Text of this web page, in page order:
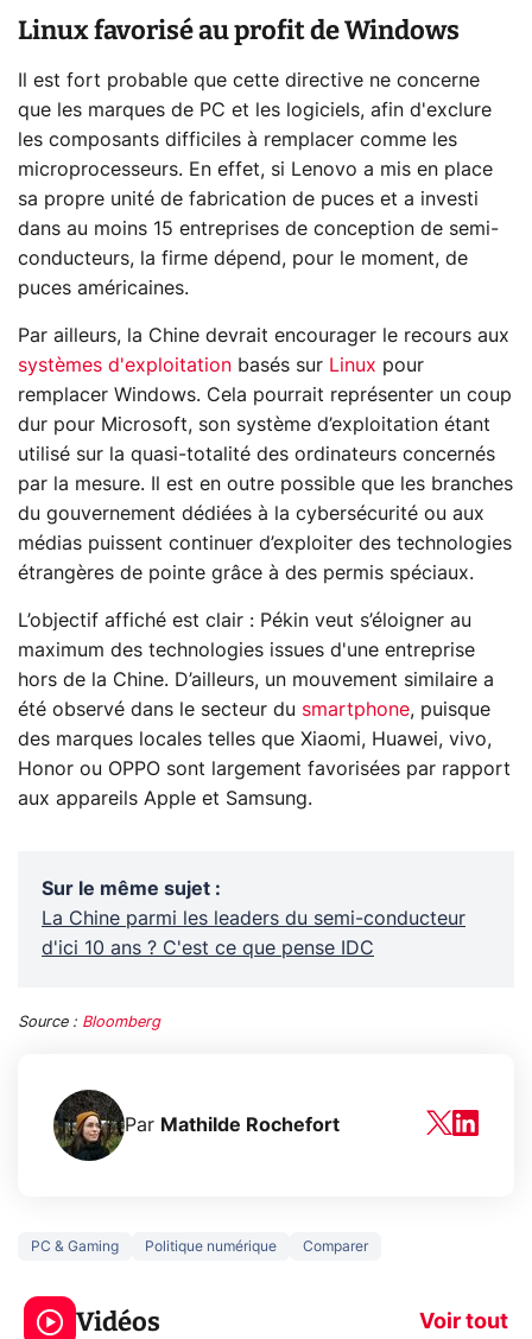
Linux favorisé au profit de Windows
Il est fort probable que cette directive ne concerne
que les marques de PC et les logiciels, afin d'exclure
les composants difficiles à remplacer comme les
microprocesseurs. En effet, si Lenovo a mis en place
sa propre unité de fabrication de puces et a investi
dans au moins 15 entreprises de conception de semi-
conducteurs, la firme dépend, pour le moment, de
puces américaines.
Par ailleurs, la Chine devrait encourager le recours aux
systèmes d'exploitation basés sur Linux pour
remplacer Windows. Cela pourrait représenter un coup
dur pour Microsoft, son système d’exploitation étant
utilisé sur la quasi-totalité des ordinateurs concernés
par la mesure. Il est en outre possible que les branches
du gouvernement dédiées à la cybersécurité ou aux
médias puissent continuer d’exploiter des technologies
étrangères de pointe grâce à des permis spéciaux.
L’objectif affiché est clair : Pékin veut s’éloigner au
maximum des technologies issues d'une entreprise
hors de la Chine. D’ailleurs, un mouvement similaire a
été observé dans le secteur du smartphone, puisque
des marques locales telles que Xiaomi, Huawei, vivo,
Honor ou OPPO sont largement favorisées par rapport
aux appareils Apple et Samsung.
Sur le même sujet :
La Chine parmi les leaders du semi-conducteur
d'ici 10 ans ? C'est ce que pense IDC
Source : Bloomberg
Par Mathilde Rochefort
PC & Gaming Politique numérique Comparer
Vidéos Voir tout
5 générations de
jeux dans la
prochaine Xbox !
navigation